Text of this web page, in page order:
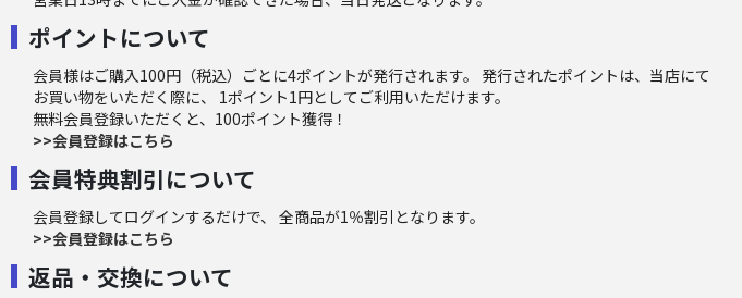
ポイントについて
会員様はご購入100円（税込）ごとに4ポイントが発行されます。 発行されたポイントは、当店にて
お買い物をいただく際に、 1ポイント1円としてご利用いただけます。
無料会員登録いただくと、100ポイント獲得！
>>会員登録はこちら
会員特典割引について
会員登録してログインするだけで、 全商品が1％割引となります。
>>会員登録はこちら
返品・交換について